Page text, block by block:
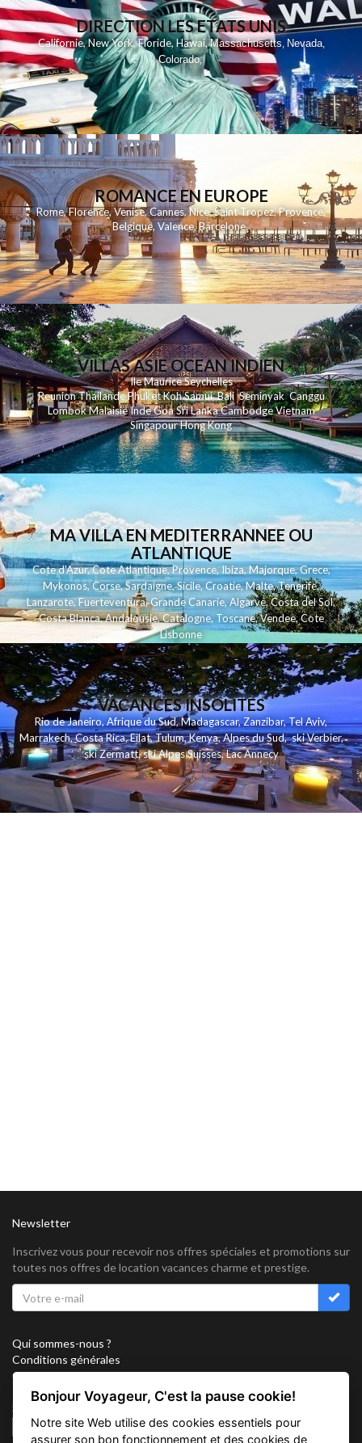
DIRECTION LES ETATS UNIS
Californie,New York,Floride,Hawai,Massachusetts, Nevada,
Colorado,
ROMANCE EN EUROPE
Rome,Florence,Venise,Cannes,Nice,Saint Tropez,Provence,
Belgique,Valence,Barcelone,
VILLAS ASIE OCEAN INDIEN
Ile MauriceSeychelles
ReunionThailandePhuketKohSamui Bali SeminyakCanggu
LombokMalaisieIndeGoaSri LankaCambodgeVietnam
SingapourHong Kong
MA VILLA EN MEDITERRANNEE OU
ATLANTIQUE
Cote d'Azur,Cote Atlantique,Provence,Ibiza,Majorque,Grece,
Mykonos,Corse,Sardaigne,Sicile,Croatie,Malte,Tenerife,
Lanzarote,Fuerteventura,Grande Canarie,Algarve,Costa del Sol,
Costa Blanca,Andalousie,Catalogne,Toscane,Vendee,Cote
Lisbonne
VACANCES INSOLITES
Rio de Janeiro,Afrique du Sud,Madagascar,Zanzibar,Tel Aviv,
Marrakech,Costa Rica,Eilat,Tulum,Kenya,Alpes du Sud,ski Verbier,
ski Zermatt,ski Alpes Suisses,Lac Annecy
Newsletter
Inscrivez vous pour recevoir nos offres spéciales et promotions sur
toutes nos offres de location vacances charme et prestige.
Qui sommes-nous ?
Conditions générales
Confidentialité
Partenariat
Sitemap
Cookies
Bonjour Voyageur, C'est la pause cookie!
Notre site Web utilise des cookies essentiels pour
assurer son bon fonctionnement et des cookies de